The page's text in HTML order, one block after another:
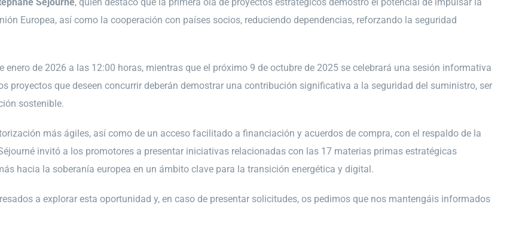
Europea, así como la cooperación con países socios, reduciendo dependencias, reforzando la seguridad
de 2026 a las 12:00 horas, mientras que el próximo 9 de octubre de 2025 se celebrará una sesión informativa
proyectos que deseen concurrir deberán demostrar una contribución significativa a la seguridad del suministro, ser
sostenible.
más ágiles, así como de un acceso facilitado a financiación y acuerdos de compra, con el respaldo de la
invitó a los promotores a presentar iniciativas relacionadas con las 17 materias primas estratégicas
hacia la soberanía europea en un ámbito clave para la transición energética y digital.
a explorar esta oportunidad y, en caso de presentar solicitudes, os pedimos que nos mantengáis informados